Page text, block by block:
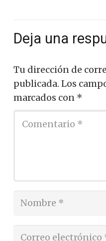
Deja una
Tu dirección de
publicada. Los
marcados con *